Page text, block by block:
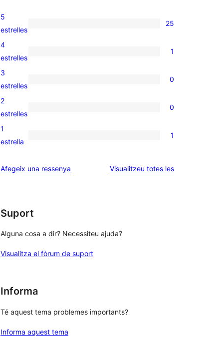
25
valoracions
de
5
estrelles
25
1
valoració
de
4
estrelles
1
0
valoracions
de
3
estrelles
0
0
valoracions
de
estrelles
2
estrelles
0
1
de
1
estrella
1
Afegeix una ressenya Visualitzeu totes lesressenyes
Suport
Alguna cosa a dir? Necessiteu ajuda?
Visualitza el fòrum de suport
Informa
Té aquest tema problemes importants?
Informa aquest tema